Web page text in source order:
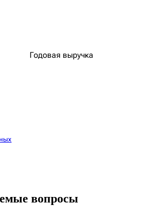
Годовая выручка
вопросы